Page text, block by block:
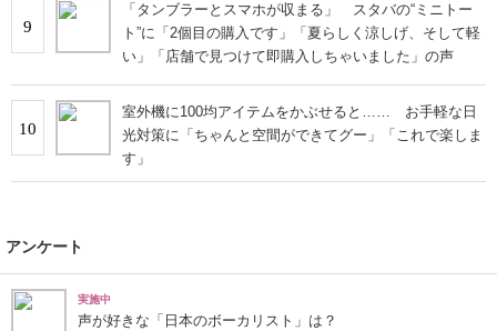
9
「タンブラーとスマホが収まる」 スタバの“ミニトー
ト”に「2個目の購入です」「夏らしく涼しげ、そして軽
い」「店舗で見つけて即購入しちゃいました」の声
10
室外機に100均アイテムをかぶせると…… お手軽な日
光対策に「ちゃんと空間ができてグー」「これで楽しま
す」
アンケート
実施中
声が好きな「日本のボーカリスト」は？